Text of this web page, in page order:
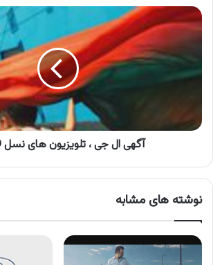
آگهی
ال
جی
تلویزیون
QNED
آگهی ال جی ، تلویزیون های نسل QNED
نوشته های مشابه